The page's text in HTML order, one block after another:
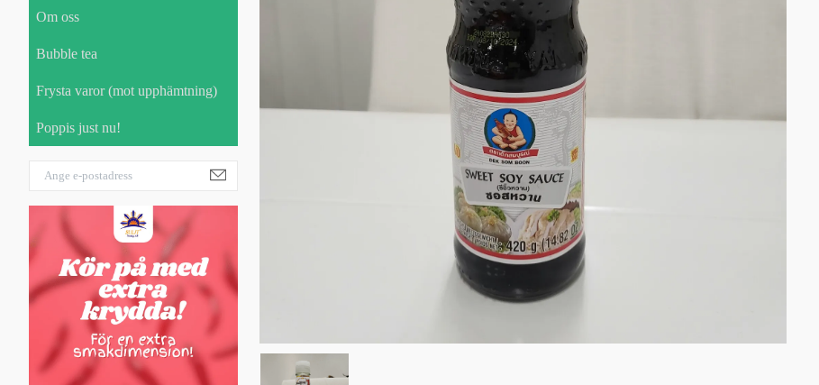
Om oss
Bubble tea
Frysta varor (mot upphämtning)
Poppis just nu!